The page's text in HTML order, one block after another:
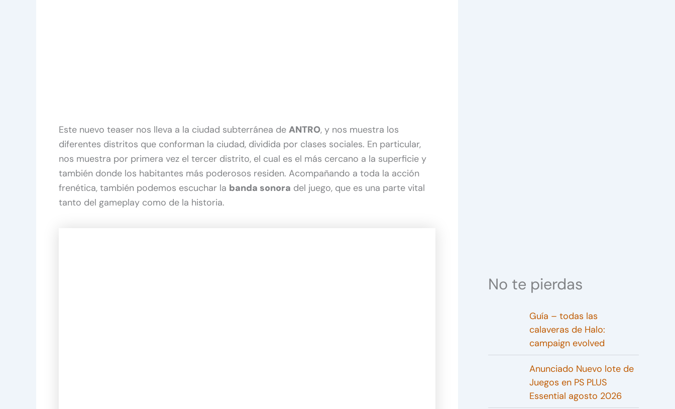
Este nuevo teaser nos lleva a la ciudad subterránea de ANTRO, y nos muestra los
diferentes distritos que conforman la ciudad, dividida por clases sociales. En particular,
nos muestra por primera vez el tercer distrito, el cual es el más cercano a la superficie y
también donde los habitantes más poderosos residen. Acompañando a toda la acción
frenética, también podemos escuchar la banda sonora del juego, que es una parte vital
tanto del gameplay como de la historia.
No te pierdas
Guía – todas las
calaveras de Halo:
campaign evolved
Anunciado Nuevo lote de
Juegos en PS PLUS
Essential agosto 2026